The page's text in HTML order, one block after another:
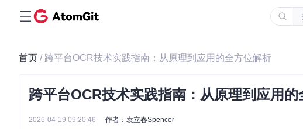
首页 / 跨平台OCR技术实践指南：从原理到应用的全方位解析
跨平台OCR技术实践指南：从原理到应用的
2026-04-19 09:20:46 作者：袁立春Spencer